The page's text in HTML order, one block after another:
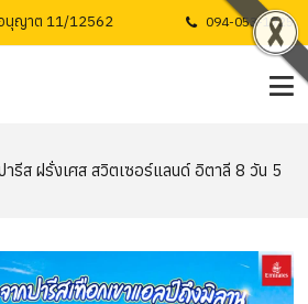
นุญาต 11/12562 094-053-1725
ารีส ฝรั่งเศส สวิตเซอร์แลนด์ อิตาลี 8 วัน 5